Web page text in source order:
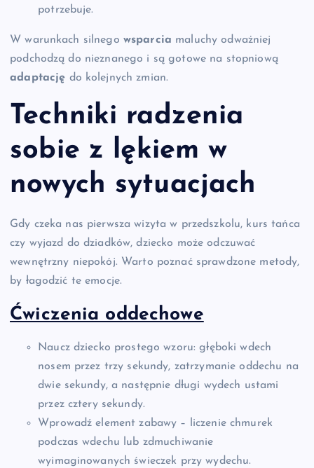
potrzebuje.
W warunkach silnego wsparcia maluchy odważniej
podchodzą do nieznanego i są gotowe na stopniową
adaptację do kolejnych zmian.
Techniki radzenia
sobie z lękiem w
nowych sytuacjach
Gdy czeka nas pierwsza wizyta w przedszkolu, kurs tańca
czy wyjazd do dziadków, dziecko może odczuwać
wewnętrzny niepokój. Warto poznać sprawdzone metody,
by łagodzić te emocje.
Ćwiczenia oddechowe
Naucz dziecko prostego wzoru: głęboki wdech
nosem przez trzy sekundy, zatrzymanie oddechu na
dwie sekundy, a następnie długi wydech ustami
przez cztery sekundy.
Wprowadź element zabawy – liczenie chmurek
podczas wdechu lub zdmuchiwanie
wyimaginowanych świeczek przy wydechu.